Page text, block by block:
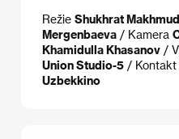
Režie Shukhrat
Mergenbaeva / Kamera
Khamidulla Khasanov /
Union Studio-5 / Kontakt
Uzbekkino